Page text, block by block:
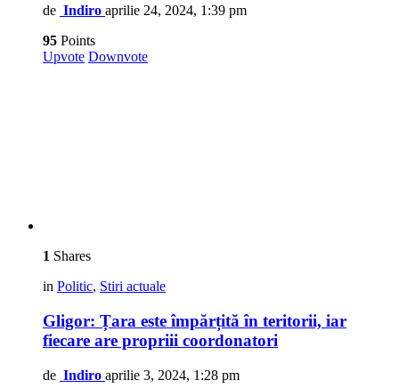
de Indiro aprilie 24, 2024, 1:39 pm
95 Points
Upvote Downvote
1 Shares
in Politic, Stiri actuale
Gligor: Țara este împărțită în teritorii, iar
fiecare are propriii coordonatori
de Indiro aprilie 3, 2024, 1:28 pm